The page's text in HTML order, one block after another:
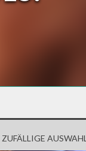
ZUFÄLLIGE AUSWAHL